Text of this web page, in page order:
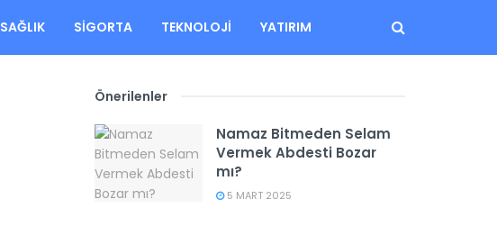
SAĞLIK SIGORTA TEKNOLOJI YATIRIM
Önerilenler
Namaz Bitmeden Selam
Vermek Abdesti Bozar
mı?
5 MART 2025